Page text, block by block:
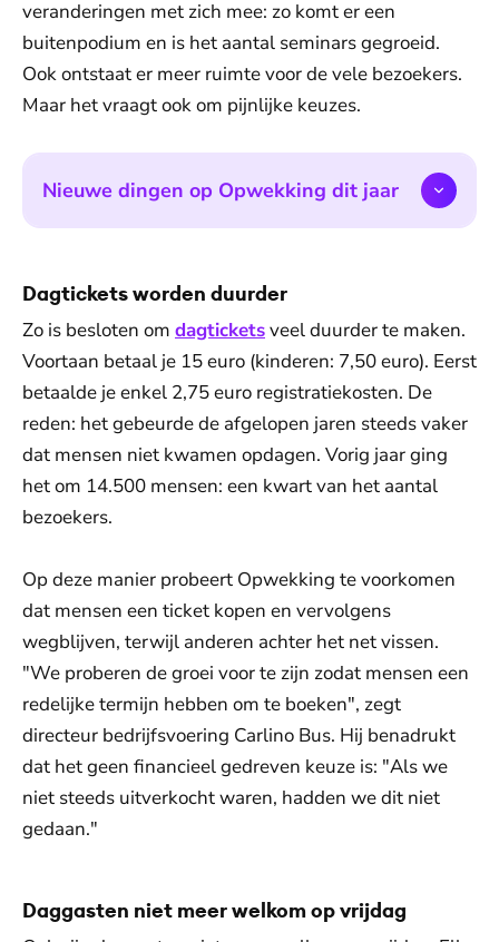
veranderingen met zich mee: zo komt er een
buitenpodium en is het aantal seminars gegroeid.
Ook ontstaat er meer ruimte voor de vele bezoekers.
Maar het vraagt ook om pijnlijke keuzes.
Nieuwe dingen op Opwekking dit jaar
Dagtickets worden duurder
Zo is besloten om dagticketsveel duurder te maken.
Voortaan betaal je 15 euro (kinderen: 7,50 euro). Eerst
betaalde je enkel 2,75 euro registratiekosten. De
reden: het gebeurde de afgelopen jaren steeds vaker
dat mensen niet kwamen opdagen. Vorig jaar ging
het om 14.500 mensen: een kwart van het aantal
bezoekers.
Op deze manier probeert Opwekking te voorkomen
dat mensen een ticket kopen en vervolgens
wegblijven, terwijl anderen achter het net vissen.
"We proberen de groei voor te zijn zodat mensen een
redelijke termijn hebben om te boeken", zegt
directeur bedrijfsvoering Carlino Bus. Hij benadrukt
dat het geen financieel gedreven keuze is: "Als we
niet steeds uitverkocht waren, hadden we dit niet
gedaan."
Daggasten niet meer welkom op vrijdag